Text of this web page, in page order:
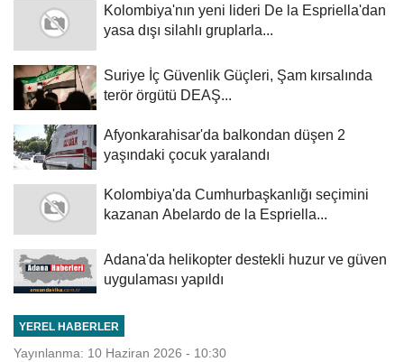
Kolombiya'nın yeni lideri De la Espriella'dan
yasa dışı silahlı gruplarla...
Suriye İç Güvenlik Güçleri, Şam kırsalında
terör örgütü DEAŞ...
Afyonkarahisar'da balkondan düşen 2
yaşındaki çocuk yaralandı
Kolombiya'da Cumhurbaşkanlığı seçimini
kazanan Abelardo de la Espriella...
Adana'da helikopter destekli huzur ve güven
uygulaması yapıldı
YEREL HABERLER
Yayınlanma: 10 Haziran 2026 - 10:30